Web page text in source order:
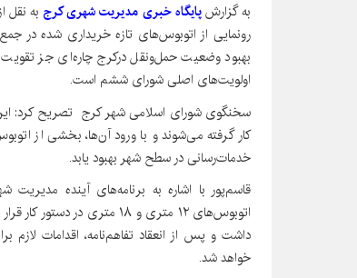
به گزارشپایگاه خبری مدیریت شهری کرجبه نقل
رونمایی از اتوبوس‌های تازه خریداری شده در
بهبود وضعیت حمل‌ونقل درکرج چاره‌ای جز تقویت
اولویت‌های اصلی شورای ششم است.
سخنگوی شورای اسلامی شهر کرج تصریح کرد:
کار گرفته می‌شوند و با ورود آن‌ها، بخشی از
خدمات‌رسانی در سطح شهر بهبود یابد.
اتوبوس‌های ۱۲ متری و ۱۸
داشت و پس از انعقاد تفاهم‌نامه، اقدامات
خواهد شد.